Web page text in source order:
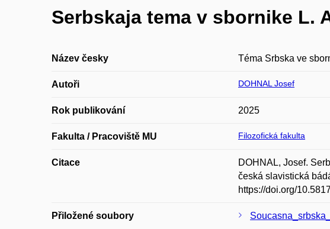
Serbskaja tema v sbornike L.
Název česky Téma Srbska ve
Autoři DOHNAL Josef
Rok publikování 2025
Fakulta / Pracoviště MU Filozofická fakulta
Citace
DOHNAL, Josef.
česká slavistická
https://doi.org/
Přiložené soubory